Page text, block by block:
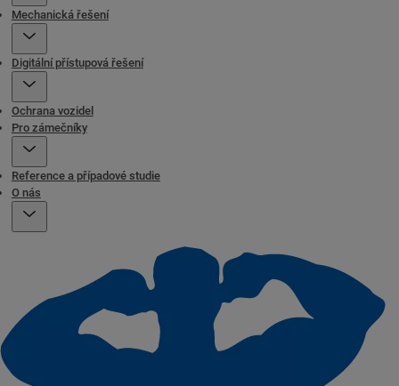
Mechanická řešení
Digitální přístupová řešení
Ochrana vozidel
Pro zámečníky
Reference a případové studie
O nás